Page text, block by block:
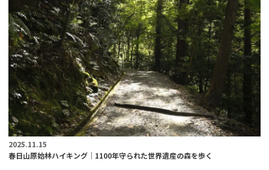
2025.11.15
春日山原始林ハイキング｜1100年守られた世界遺産の森を歩く